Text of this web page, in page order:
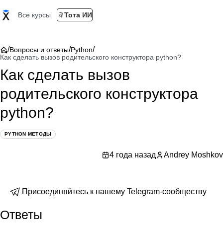
Все курсы Тота ИИ
/Вопросы и ответы/Python/
Как сделать вызов родительского конструктора python?
Как сделать вызов
родительского конструктора
python?
PYTHON МЕТОДЫ
4 года назад Andrey Moshkov
Присоединяйтесь к нашему Telegram-сообществу
Ответы